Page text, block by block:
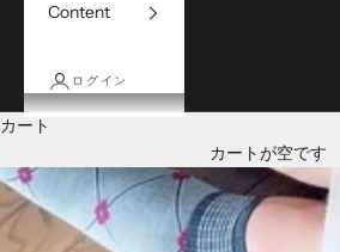
Content
ログイン
カート
カートが空です